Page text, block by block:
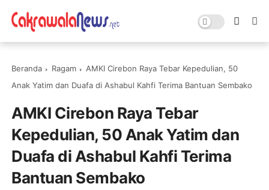
Beranda Ragam
AMKI Cirebon Raya Tebar Kepedulian, 50
Anak Yatim dan Duafa di Ashabul Kahfi Terima Bantuan Sembako
AMKI Cirebon Raya Tebar
Kepedulian, 50 Anak Yatim dan
Duafa di Ashabul Kahfi Terima
Bantuan Sembako